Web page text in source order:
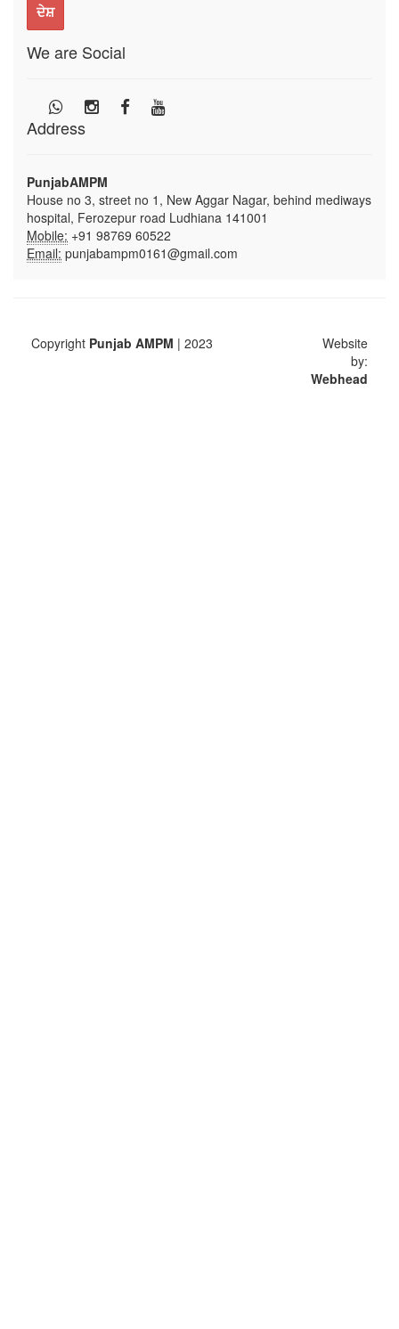
ਦੇਸ਼
We are Social
Address
PunjabAMPM
House no 3, street no 1, New Aggar Nagar, behind mediways
hospital, Ferozepur road Ludhiana 141001
Mobile: +91 98769 60522
Email: punjabampm0161@gmail.com
Copyright Punjab AMPM | 2023
Website
by:
Webhead